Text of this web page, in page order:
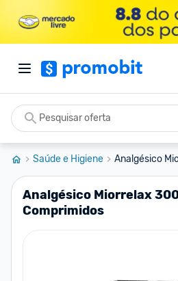
Saúde e Higiene Analgésico
Analgésico Miorrelax
Comprimidos